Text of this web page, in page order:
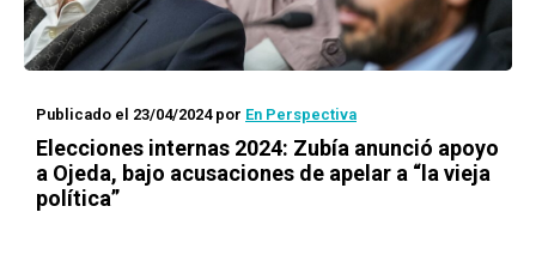
Publicado el 23/04/2024por En Perspectiva
Elecciones internas 2024: Zubía anunció apoyo
a Ojeda, bajo acusaciones de apelar a “la vieja
política”